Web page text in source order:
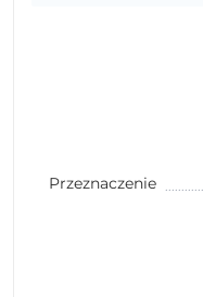
Przeznaczenie